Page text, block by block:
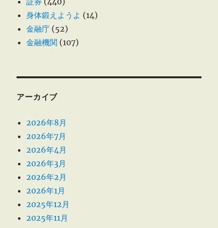
身体鍛えようよ (14)
金融庁 (52)
金融機関 (107)
アーカイブ
2026年8月
2026年7月
2026年4月
2026年3月
2026年2月
2026年1月
2025年12月
2025年11月